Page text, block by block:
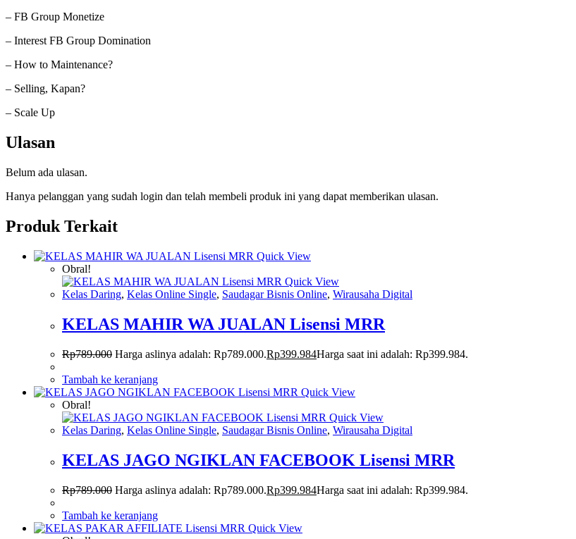
– FB Group Monetize
– Interest FB Group Domination
– How to Maintenance?
– Selling, Kapan?
– Scale Up
Ulasan
Belum ada ulasan.
Hanya pelanggan yang sudah login dan telah membeli produk ini yang dapat memberikan ulasan.
Produk Terkait
Quick View
Obral!
Quick View
Kelas Daring, Kelas Online Single, Saudagar Bisnis Online, Wirausaha Digital
KELAS MAHIR WA JUALAN Lisensi MRR
Rp789.000 Harga aslinya adalah: Rp789.000.Rp399.984Harga saat ini adalah: Rp399.984.
Tambah ke keranjang
Quick View
Obral!
Quick View
Kelas Daring, Kelas Online Single, Saudagar Bisnis Online, Wirausaha Digital
KELAS JAGO NGIKLAN FACEBOOK Lisensi MRR
Rp789.000 Harga aslinya adalah: Rp789.000.Rp399.984Harga saat ini adalah: Rp399.984.
Tambah ke keranjang
Quick View